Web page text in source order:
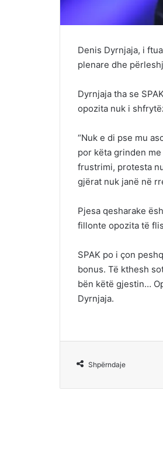
Denis Dyrnjaja, i
plenare dhe
Dyrnjaja tha se
opozita nuk i
“Nuk e di pse mu
por këta grinden
frustrimi, protesta
gjërat nuk janë në
Pjesa qesharake
fillonte opozita të
SPAK po i çon
bonus. Të kthesh
bën këtë gjestin…
Dyrnjaja.
Shpërndaje